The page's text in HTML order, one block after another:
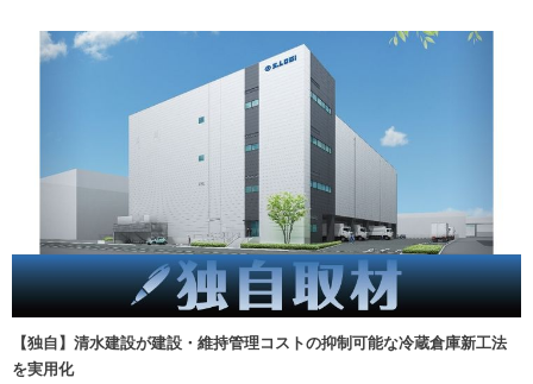
【独自】清水建設が建設・維持管理コストの抑制可能な冷蔵倉庫新工法
を実用化